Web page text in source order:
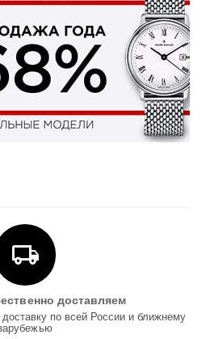
доставляем
по всей России и ближнему